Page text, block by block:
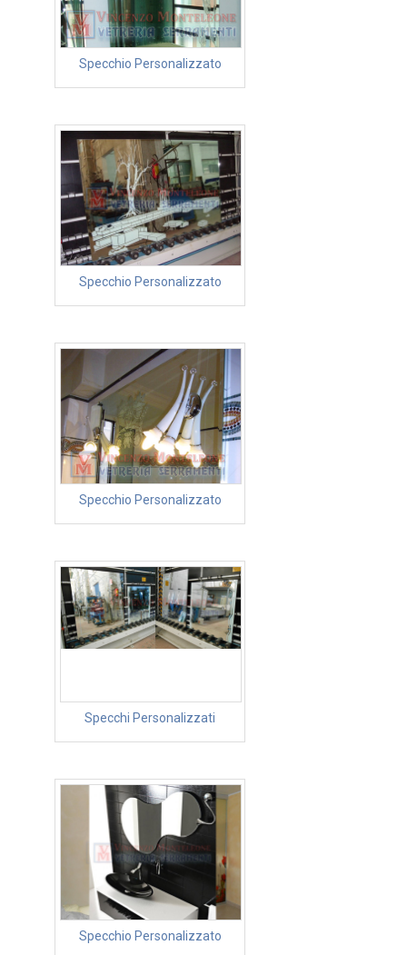
Specchio Personalizzato
Specchio Personalizzato
Specchio Personalizzato
Specchi Personalizzati
Specchio Personalizzato